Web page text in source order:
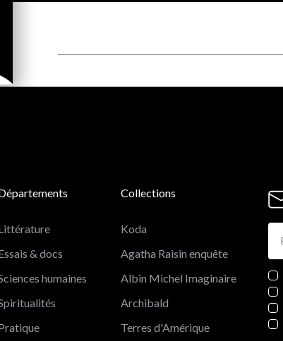
& docs
humaines
Collections
Koda
Agatha Raisin enquête
Albin Michel Imaginaire
Archibald
Terres d'Amérique